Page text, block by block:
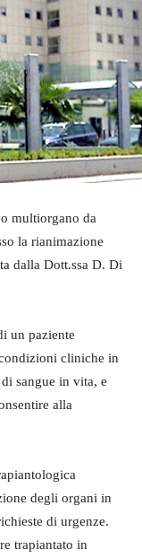
multiorgano da
la rianimazione
dalla Dott.ssa D. Di
un paziente
cliniche in
sangue in vita, e
alla
degli organi in
di urgenze.
trapiantato in